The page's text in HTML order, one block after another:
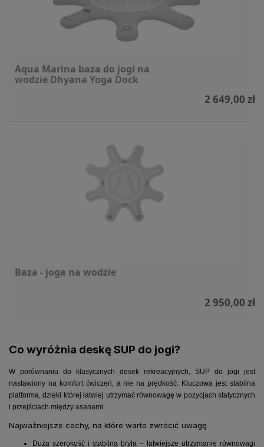
Aqua Marina baza do jogi na
wodzie Dhyana Yoga Dock
2 649,00 zł
Baza - joga na wodzie
2 950,00 zł
Co wyróżnia deskę SUP do jogi?
W porównaniu do klasycznych desek rekreacyjnych, SUP do jogi jest
nastawiony na komfort ćwiczeń, a nie na prędkość. Kluczowa jest stabilna
platforma, dzięki której łatwiej utrzymać równowagę w pozycjach statycznych
i przejściach między asanami.
Najważniejsze cechy, na które warto zwrócić uwagę
Duża szerokość i stabilna bryła – łatwiejsze utrzymanie równowagi